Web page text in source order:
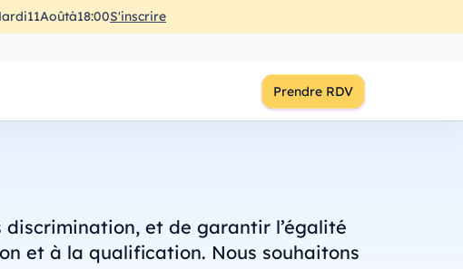
11Aoûtà18:00S'inscrire
Prendre RDV
discrimination, et de garantir l’égalité
et à la qualification. Nous souhaitons